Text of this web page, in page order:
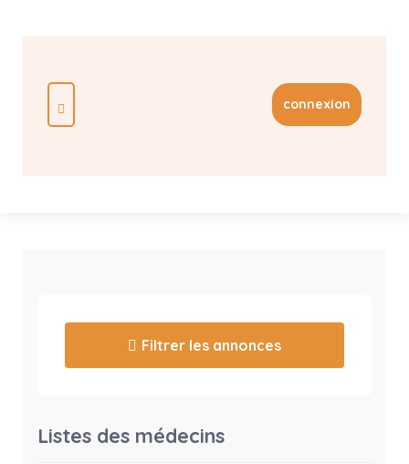
connexion
Filtrer les annonces
Listes des médecins